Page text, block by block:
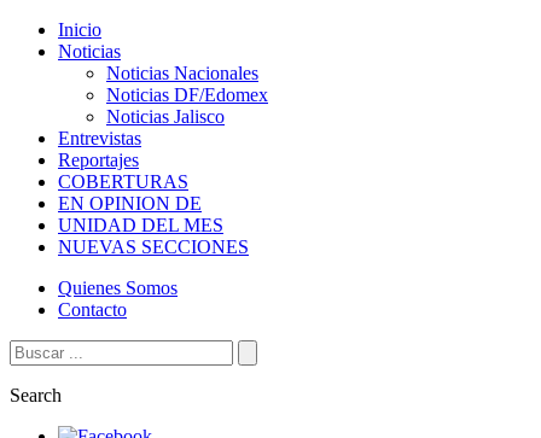
Inicio
Noticias
Noticias Nacionales
Noticias DF/Edomex
Noticias Jalisco
Entrevistas
Reportajes
COBERTURAS
EN OPINION DE
UNIDAD DEL MES
NUEVAS SECCIONES
Quienes Somos
Contacto
Search